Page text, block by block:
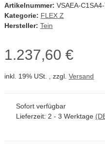
Artikelnummer: VSAEA-
Kategorie: FLEX Z
Hersteller: Tein
1.237,60 €
inkl. 19% USt. , zzgl. Versand
Sofort verfügbar
Lieferzeit: 2 - 3 Werktage